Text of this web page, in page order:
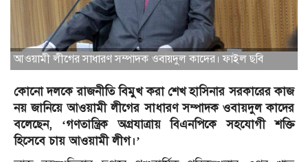
আওয়ামী লীগের সাধারণ সম্পাদক ওবায়দুল কাদের। ফাইল ছবি
কোনো দলকে রাজনীতি বিমুখ করা শেখ হাসিনার সরকারের কাজ
নয় জানিয়ে আওয়ামী লীগের সাধারণ সম্পাদক ওবায়দুল কাদের
বলেছেন, ‘গণতান্ত্রিক অগ্রযাত্রায় বিএনপিকে সহযোগী শক্তি
হিসেবে চায় আওয়ামী লীগ।’